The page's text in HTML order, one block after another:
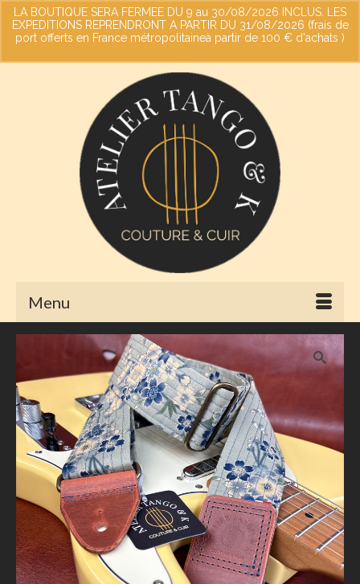
LA BOUTIQUE SERA FERMEE DU 9 au 30/08/2026 INCLUS. LES
EXPEDITIONS REPRENDRONT A PARTIR DU 31/08/2026 (frais de
port offerts en France métropolitaineà partir de 100 € d'achats )
Votre panier- 0,00€
Menu